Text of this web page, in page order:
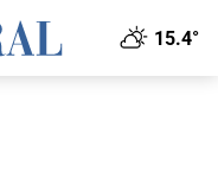
15.4°